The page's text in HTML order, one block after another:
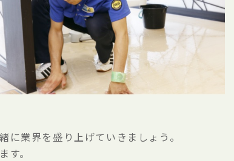
業界を盛り上げていきましょう。
。